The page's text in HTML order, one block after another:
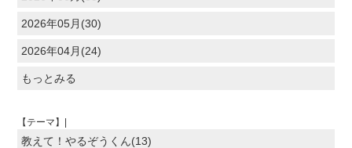
2026年05月(30)
2026年04月(24)
もっとみる
【テーマ】|
教えて！やるぞうくん(13)